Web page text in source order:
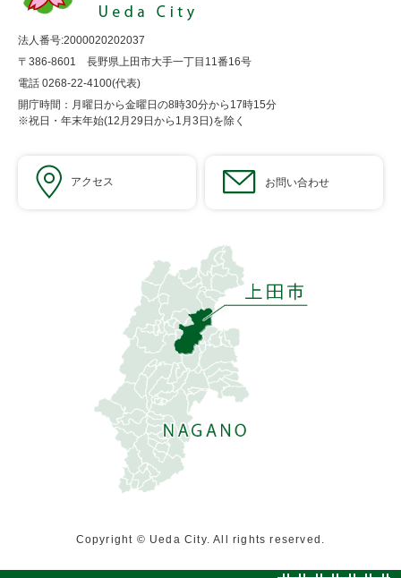
法人番号:2000020202037
〒386-8601 長野県上田市大手一丁目11番16号
電話 0268-22-4100(代表)
開庁時間：月曜日から金曜日の8時30分から17時15分
※祝日・年末年始(12月29日から1月3日)を除く
アクセス お問い合わせ
Copyright © Ueda City. All rights reserved.